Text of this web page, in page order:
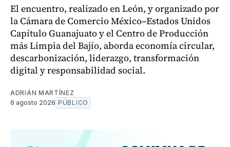
El encuentro, realizado en León, y organizado por
la Cámara de Comercio México–Estados Unidos
Capítulo Guanajuato y el Centro de Producción
más Limpia del Bajío, aborda economía circular,
descarbonización, liderazgo, transformación
digital y responsabilidad social.
ADRIÁN MARTÍNEZ
6 agosto 2026 PÚBLICO